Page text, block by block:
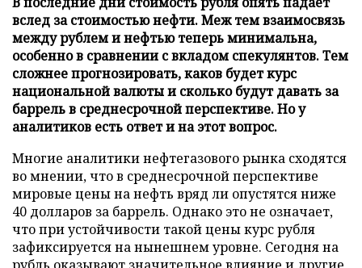
вслед за стоимостью нефти. Меж тем взаимосвязь
между рублем и нефтью теперь минимальна,
особенно в сравнении с вкладом спекулянтов. Тем
сложнее прогнозировать, каков будет курс
национальной валюты и сколько будут давать за
баррель в среднесрочной перспективе. Но у
аналитиков есть ответ и на этот вопрос.
Многие аналитики нефтегазового рынка сходятся
во мнении, что в среднесрочной перспективе
мировые цены на нефть вряд ли опустятся ниже
40 долларов за баррель. Однако это не означает,
что при устойчивости такой цены курс рубля
зафиксируется на нынешнем уровне. Сегодня на